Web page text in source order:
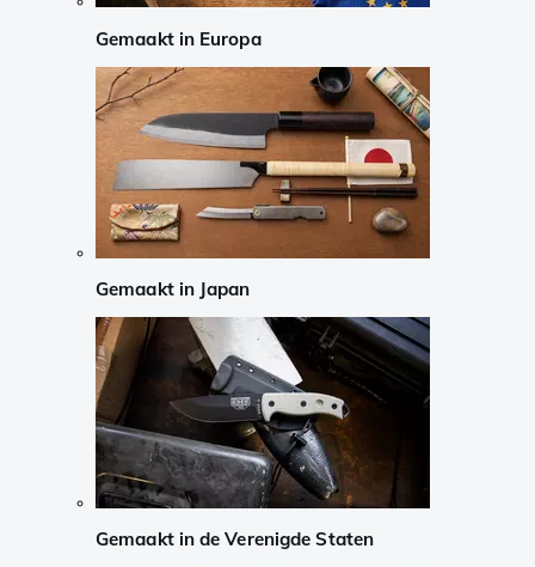
Gemaakt in Europa
Gemaakt in Japan
Gemaakt in de Verenigde Staten